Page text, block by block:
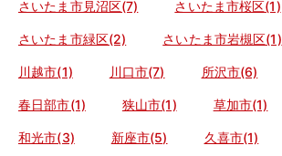
さいたま市見沼区(7) さいたま市桜区(1)
さいたま市緑区(2) さいたま市岩槻区(1)
川越市(1) 川口市(7) 所沢市(6)
春日部市(1) 狭山市(1) 草加市(1)
和光市(3) 新座市(5) 久喜市(1)